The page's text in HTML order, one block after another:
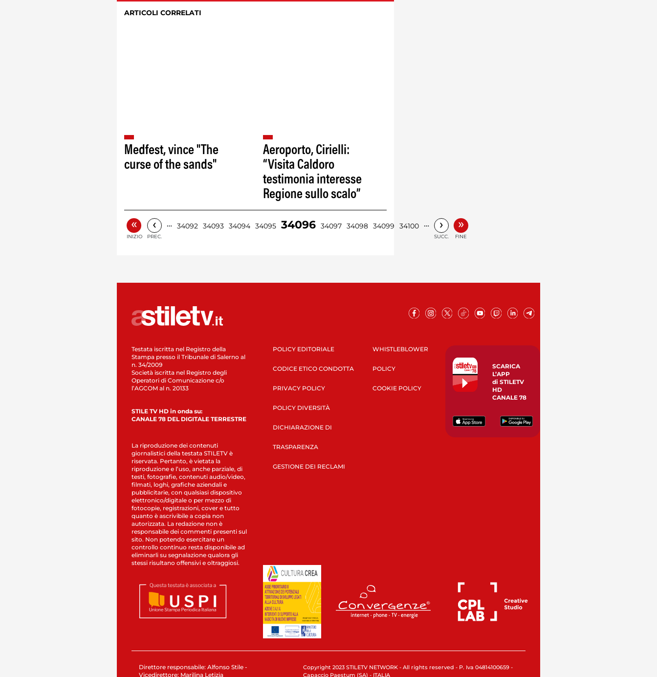
ARTICOLI CORRELATI
Medfest, vince "The
curse of the sands‏"
Aeroporto, Cirielli:
“Visita Caldoro
testimonia interesse
Regione sullo scalo”
«
INIZIO
‹
PREC.
… 34092 34093 34094 34095 34096 34097 34098 34099 34100 … ›
SUCC.
»
FINE
Testata iscritta nel Registro della
Stampa presso il Tribunale di Salerno al
n. 34/2009
Società iscritta nel Registro degli
Operatori di Comunicazione c/o
l’AGCOM al n. 20133
STILE TV HD in onda su:
CANALE 78 DEL DIGITALE TERRESTRE
La riproduzione dei contenuti
giornalistici della testata STILETV è
riservata. Pertanto, è vietata la
riproduzione e l’uso, anche parziale, di
testi, fotografie, contenuti audio/video,
filmati, loghi, grafiche aziendali e
pubblicitarie, con qualsiasi dispositivo
elettronico/digitale o per mezzo di
fotocopie, registrazioni, cover e tutto
quanto è ascrivibile a copia non
autorizzata. La redazione non è
responsabile dei commenti presenti sul
sito. Non potendo esercitare un
controllo continuo resta disponibile ad
eliminarli su segnalazione qualora gli
stessi risultano offensivi e oltraggiosi.
POLICY EDITORIALE
CODICE ETICO CONDOTTA
PRIVACY POLICY
POLICY DIVERSITÀ
DICHIARAZIONE DI
TRASPARENZA
GESTIONE DEI RECLAMI
WHISTLEBLOWER
POLICY
COOKIE POLICY
SCARICA
L’APP
di STILETV
HD
CANALE 78
Direttore responsabile: Alfonso Stile -
Vicedirettore: Marilina Letizia
Copyright 2023 STILETV NETWORK - All rights reserved - P. Iva 04814100659 -
Capaccio Paestum (SA) - ITALIA